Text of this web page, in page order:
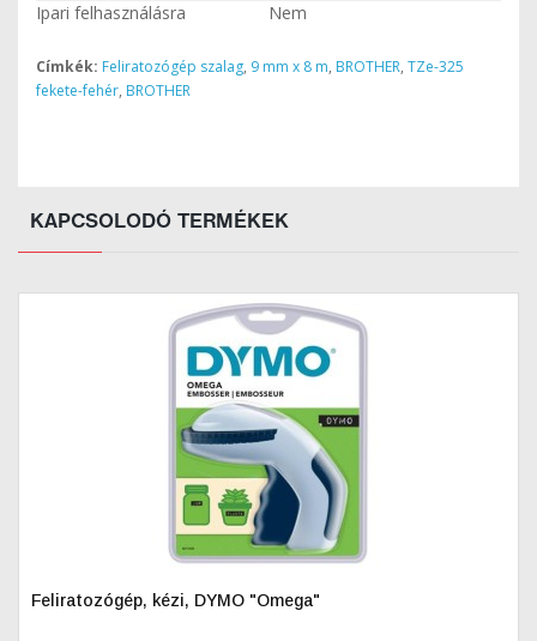
Ipari felhasználásra
Nem
Címkék: Feliratozógép szalag, 9 mm x 8 m, BROTHER, TZe-325
fekete-fehér, BROTHER
KAPCSOLODÓ TERMÉKEK
Feliratozógép, kézi, DYMO "Omega"